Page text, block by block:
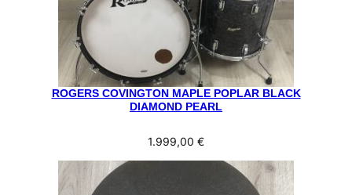
ROGERS COVINGTON MAPLE POPLAR BLACK
DIAMOND PEARL
1.999,00 €